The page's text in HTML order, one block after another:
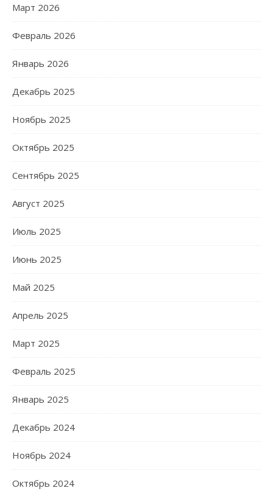
Март 2026
Февраль 2026
Январь 2026
Декабрь 2025
Ноябрь 2025
Октябрь 2025
Сентябрь 2025
Август 2025
Июль 2025
Июнь 2025
Май 2025
Апрель 2025
Март 2025
Февраль 2025
Январь 2025
Декабрь 2024
Ноябрь 2024
Октябрь 2024